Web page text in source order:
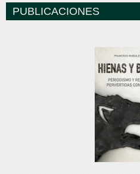
PUBLICACIONES